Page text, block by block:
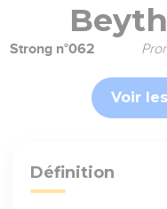
Strong n°062
Voir
Définition